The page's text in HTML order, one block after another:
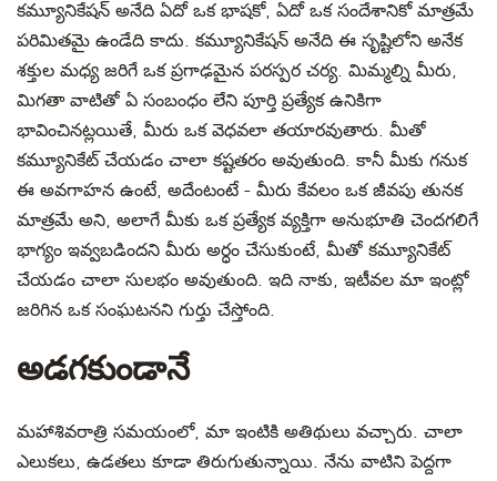
కమ్యూనికేషన్ అనేది ఏదో ఒక భాషకో, ఏదో ఒక సందేశానికో మాత్రమే
పరిమితమై ఉండేది కాదు. కమ్యూనికేషన్ అనేది ఈ సృష్టిలోని అనేక
శక్తుల మధ్య జరిగే ఒక ప్రగాఢమైన పరస్పర చర్య. మిమ్మల్ని మీరు,
మిగతా వాటితో ఏ సంబంధం లేని పూర్తి ప్రత్యేక ఉనికిగా
భావించినట్లయితే, మీరు ఒక వెధవలా తయారవుతారు. మీతో
కమ్యూనికేట్ చేయడం చాలా కష్టతరం అవుతుంది. కానీ మీకు గనుక
ఈ అవగాహన ఉంటే, అదేంటంటే - మీరు కేవలం ఒక జీవపు తునక
మాత్రమే అని, అలాగే మీకు ఒక ప్రత్యేక వ్యక్తిగా అనుభూతి చెందగలిగే
భాగ్యం ఇవ్వబడిందని మీరు అర్ధం చేసుకుంటే, మీతో కమ్యూనికేట్
చేయడం చాలా సులభం అవుతుంది. ఇది నాకు, ఇటీవల మా ఇంట్లో
జరిగిన ఒక సంఘటనని గుర్తు చేస్తోంది.
అడగకుండానే
మహాశివరాత్రి సమయంలో, మా ఇంటికి అతిథులు వచ్చారు. చాలా
ఎలుకలు, ఉడతలు కూడా తిరుగుతున్నాయి. నేను వాటిని పెద్దగా